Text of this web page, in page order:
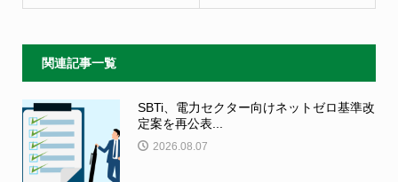
関連記事一覧
SBTi、電力セクター向けネットゼロ基準改
定案を再公表...
2026.08.07